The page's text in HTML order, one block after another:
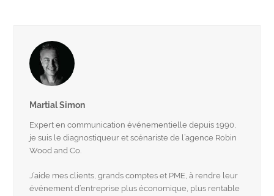
Martial Simon
Expert en communication événementielle depuis 1990,
je suis le diagnostiqueur et scénariste de l’agence Robin
Wood and Co.
J’aide mes clients, grands comptes et PME, à rendre leur
événement d’entreprise plus économique, plus rentable